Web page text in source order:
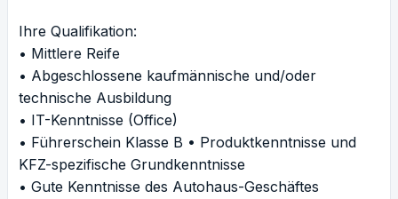
Ihre Qualifikation:
• Mittlere Reife
• Abgeschlossene kaufmännische und/oder
technische Ausbildung
• IT-Kenntnisse (Office)
• Führerschein Klasse B • Produktkenntnisse und
KFZ-spezifische Grundkenntnisse
• Gute Kenntnisse des Autohaus-Geschäftes